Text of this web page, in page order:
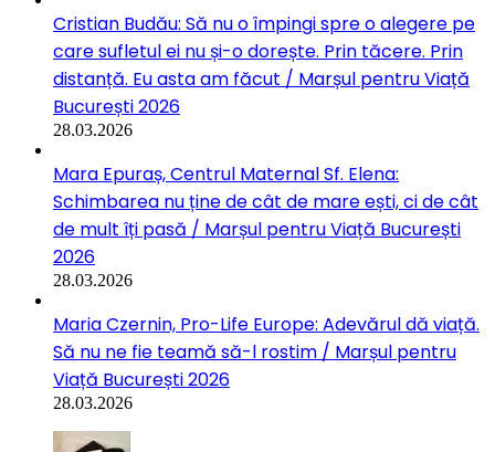
Cristian Budău: Să nu o împingi spre o alegere pe
care sufletul ei nu și-o dorește. Prin tăcere. Prin
distanță. Eu asta am făcut / Marșul pentru Viață
București 2026
28.03.2026
Mara Epuraș, Centrul Maternal Sf. Elena:
Schimbarea nu ține de cât de mare ești, ci de cât
de mult îți pasă / Marșul pentru Viață București
2026
28.03.2026
Maria Czernin, Pro-Life Europe: Adevărul dă viață.
Să nu ne fie teamă să-l rostim / Marșul pentru
Viață București 2026
28.03.2026